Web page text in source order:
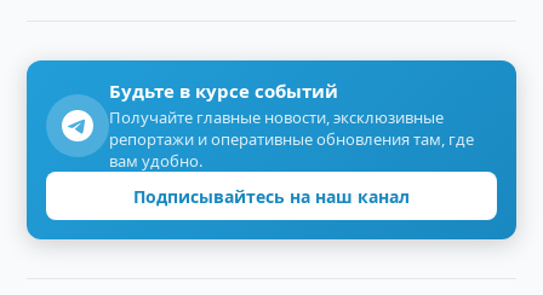
Будьте в курсе событий
Получайте главные новости, эксклюзивные
репортажи и оперативные обновления там, где
вам удобно.
Подписывайтесь на наш канал